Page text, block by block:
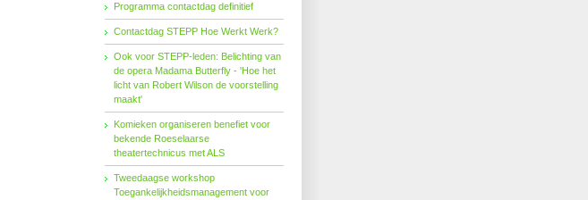
Programma contactdag definitief
Contactdag STEPP Hoe Werkt Werk?
Ook voor STEPP-leden: Belichting van
de opera Madama Butterfly - 'Hoe het
licht van Robert Wilson de voorstelling
maakt'
Komieken organiseren benefiet voor
bekende Roeselaarse
theatertechnicus met ALS
Tweedaagse workshop
Toegankelijkheidsmanagement voor